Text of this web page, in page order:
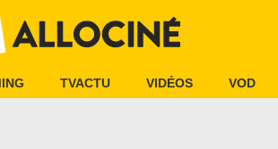
TVACTU VIDÉOS VOD